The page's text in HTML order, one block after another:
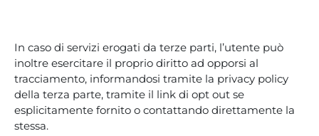
In caso di servizi erogati da terze parti, l’utente può
inoltre esercitare il proprio diritto ad opporsi al
tracciamento, informandosi tramite la privacy policy
della terza parte, tramite il link di opt out se
esplicitamente fornito o contattando direttamente la
stessa.